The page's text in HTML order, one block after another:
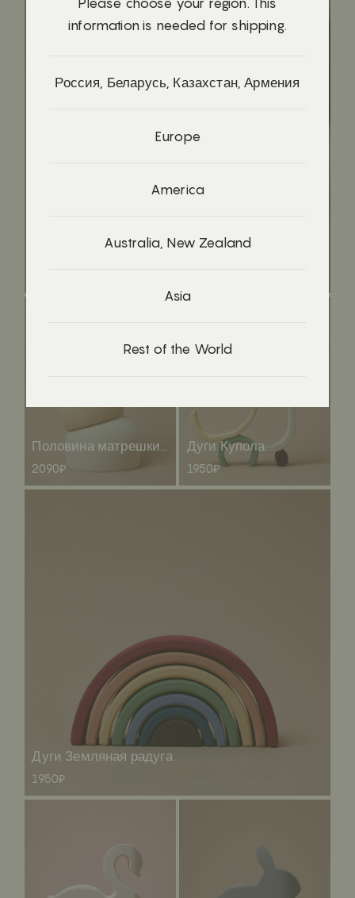
Половина матрешки Купола
2090₽
Дуги Купола
1950₽
Дуги Земляная радуга
1950₽
information is needed for shipping.
Россия, Беларусь, Казахстан, Армения
Europe
America
Australia, New Zealand
Asia
Rest of the World